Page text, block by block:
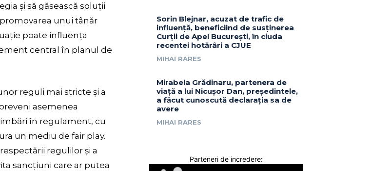
și să găsească soluții
unui tânăr
poate influența
central în planul de
reguli mai stricte și a
asemenea
în regulament, cu
un mediu de fair play.
regulilor și a
sancțiuni care ar putea
Sorin Blejnar, acuzat de trafic de
influență, beneficiind de susținerea
Curții de Apel București, în ciuda
recentei hotărâri a CJUE
MIHAI RARES
Mirabela Grădinaru, partenera de
viață a lui Nicușor Dan, președintele,
a făcut cunoscută declarația sa de
avere
MIHAI RARES
Parteneri de incredere: